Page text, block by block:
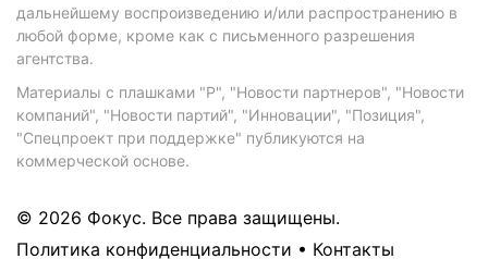
дальнейшему воспроизведению и/или распространению в
любой форме, кроме как с письменного разрешения
агентства.
Материалы с плашками "Р", "Новости партнеров", "Новости
компаний", "Новости партий", "Инновации", "Позиция",
"Спецпроект при поддержке" публикуются на
коммерческой основе.
© 2026 Фокус. Все права защищены.
Политика конфиденциальности • Контакты